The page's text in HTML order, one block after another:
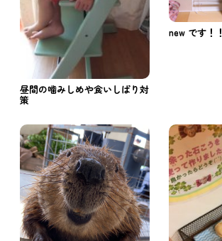
昼間の噛みしめや食いしばり対
策
new です！！